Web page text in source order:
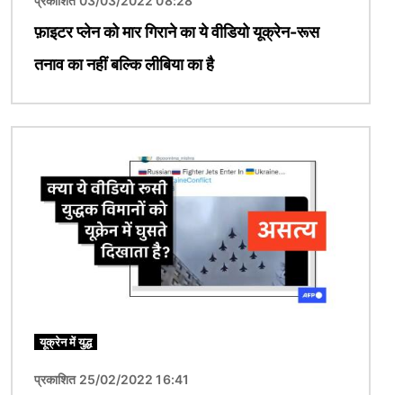
फ़ाइटर प्लेन को मार गिराने का ये वीडियो यूक्रेन-रूस
तनाव का नहीं बल्कि लीबिया का है
यूक्रेन में युद्ध
प्रकाशित 25/02/2022 16:41